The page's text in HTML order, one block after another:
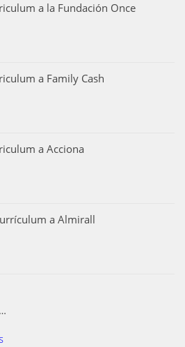
a la Fundación Once
a Family Cash
a Acciona
a Almirall